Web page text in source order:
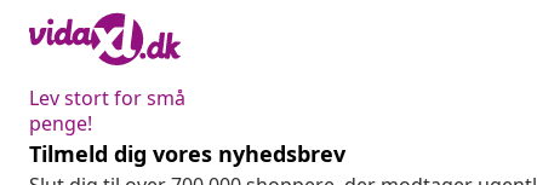
Lev stort for små
penge!
Tilmeld dig vores nyhedsbrev